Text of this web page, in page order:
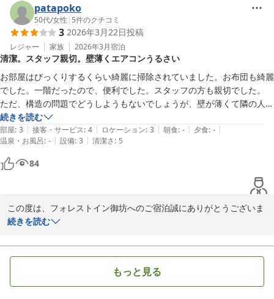
当館の大浴場はジャグジー付きの湯船となっており、ゆったりと足
を伸ばしておくつろぎいただけますので、旅やお仕事のお疲れを少
しでも癒していただけましたら幸いでございます。
また、この度お客様にご利用いただきました【禁煙】和室８畳（バ
ス共同）※男性向け※のお部屋は1階にございます和室で、お部屋に
浴室がない分お安くお泊りいただける人気のお部屋でございます。
お客様のおっしゃる通り、大浴場がすぐ近くにございますのでご利
用いただきやすいお部屋となっております。
ご多忙の中、温かいご感想をお寄せいただき誠にありがとうござい
ます。
これからも現状に満足することなく、常におもてなしの向上に努め
お客様のお帰りをスタッフ一同心よりお待ち申し上げております。
patapoko
50代/女性 | 5件のクチコミ
3 2026年3月22日投稿
レジャー 家族 2026年3月宿泊
清潔。スタッフ親切。壁薄くエアコンうるさい
お部屋はびっくりするくらい綺麗に掃除されていました。お布団も綺麗
でした。一階だったので、便利でした。スタッフの方も親切でした。
ただ、構造の問題でどうしようもないでしょうが、壁が薄くて隣の人の
話し声が筒抜けです。室内エアコンも古くてブオンブオンうるさくて寝
る時は切らないと寝れませんでした。
続きを読む
部屋: 3 | 接客・サービス: 4 | ロケーション: 3 | 朝食: - | 夕食: - |
温泉・お風呂: - | 設備: 3 | 清潔さ: 5
84
この度は、フォレストイン御坊へのご宿泊誠にありがとうございま
す。心よりお礼申し上げます。
言葉を頂戴し、大変嬉しく拝見いたしました。
一方で、客室の壁の遮音性やエアコンの作動音により、ごゆっくり
お休みいただけなかったとのこと、誠に申し訳ございません。
続きを読む
もっと見る